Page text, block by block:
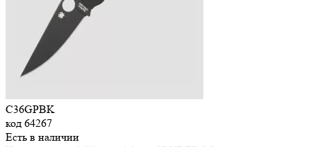
C36GPBK
код 64267
Есть в наличии